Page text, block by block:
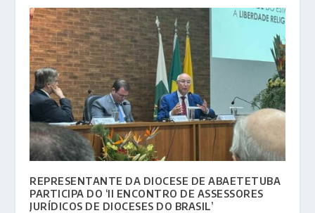
REPRESENTANTE DA DIOCESE DE ABAETETUBA
PARTICIPA DO ‘II ENCONTRO DE ASSESSORES
JURÍDICOS DE DIOCESES DO BRASIL’